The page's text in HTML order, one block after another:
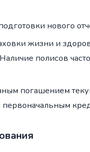
нового
жизни и
полисов
погашением